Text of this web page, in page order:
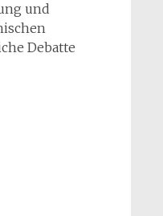
und
Debatte